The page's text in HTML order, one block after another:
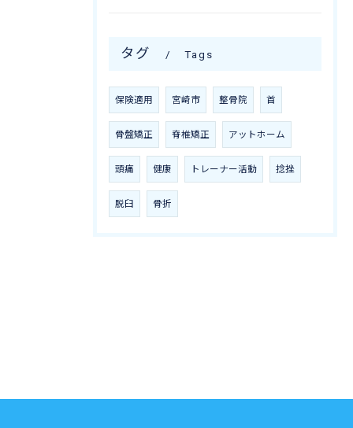
タグ Tags
保険適用 宮崎市 整骨院 首
骨盤矯正 脊椎矯正 アットホーム
頭痛 健康 トレーナー活動 捻挫
脱臼 骨折